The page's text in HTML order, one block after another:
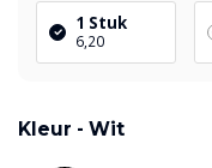
1 Stuk
6,20
Kleur - Wit